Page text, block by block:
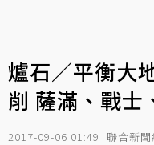
爐石／平衡大
削 薩滿、戰士
2017-09-06 01:49 聯合新